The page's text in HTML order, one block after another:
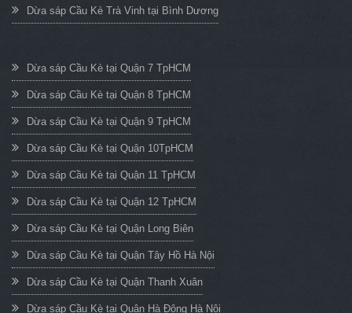
Dừa sáp Cầu Kè Trà Vinh tại Bình Dương
Dừa sáp Cầu Kè tại Quận 7 TpHCM
Dừa sáp Cầu Kè tại Quận 8 TpHCM
Dừa sáp Cầu Kè tại Quận 9 TpHCM
Dừa sáp Cầu Kè tại Quận 10TpHCM
Dừa sáp Cầu Kè tại Quận 11 TpHCM
Dừa sáp Cầu Kè tại Quận 12 TpHCM
Dừa sáp Cầu Kè tại Quận Long Biên
Dừa sáp Cầu Kè tại Quận Tây Hồ Hà Nội
Dừa sáp Cầu Kè tại Quận Thanh Xuân
Dừa sáp Cầu Kè tại Quận Hà Đông Hà Nội